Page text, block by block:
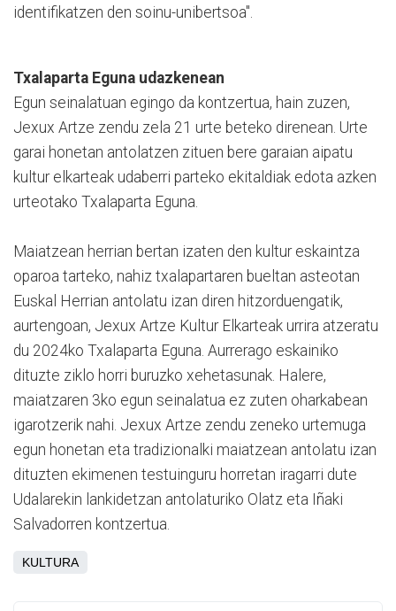
identifikatzen den soinu-unibertsoa".
Txalaparta Eguna udazkenean
Egun seinalatuan egingo da kontzertua, hain zuzen,
Jexux Artze zendu zela 21 urte beteko direnean. Urte
garai honetan antolatzen zituen bere garaian aipatu
kultur elkarteak udaberri parteko ekitaldiak edota azken
urteotako Txalaparta Eguna.
Maiatzean herrian bertan izaten den kultur eskaintza
oparoa tarteko, nahiz txalapartaren bueltan asteotan
Euskal Herrian antolatu izan diren hitzorduengatik,
aurtengoan, Jexux Artze Kultur Elkarteak urrira atzeratu
du 2024ko Txalaparta Eguna. Aurrerago eskainiko
dituzte ziklo horri buruzko xehetasunak. Halere,
maiatzaren 3ko egun seinalatua ez zuten oharkabean
igarotzerik nahi. Jexux Artze zendu zeneko urtemuga
egun honetan eta tradizionalki maiatzean antolatu izan
dituzten ekimenen testuinguru horretan iragarri dute
Udalarekin lankidetzan antolaturiko Olatz eta Iñaki
Salvadorren kontzertua.
KULTURA